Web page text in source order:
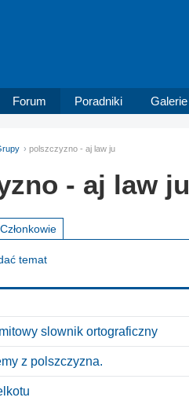
Forum Poradniki Galerie
polszczyzno - aj law ju
- aj law ju
Członkowie
temat
slownik ortograficzny
z polszczyzna.